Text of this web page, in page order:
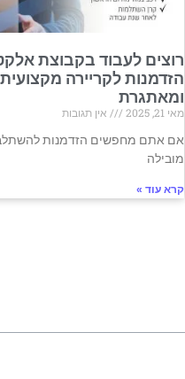
רוצים לעבוד בקבוצת
הזדמנות לקריירה מקצועית
ומאתגרת
מאי 21, 2025
אין תגובות
אם אתם מחפשים הזדמנות
מובילה
קרא עוד »